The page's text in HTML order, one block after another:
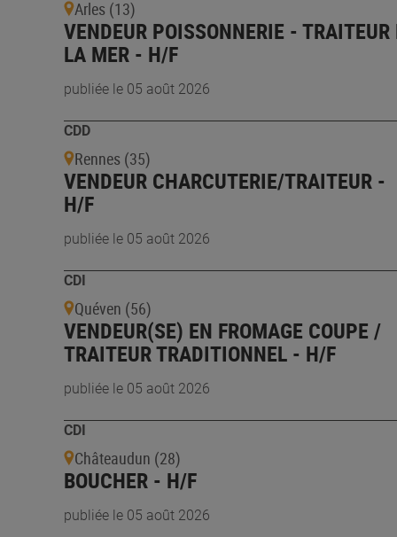
Arles (13)
VENDEUR POISSONNERIE - TRAITEUR
LA MER - H/F
publiée le 05 août 2026
CDD
Rennes (35)
VENDEUR CHARCUTERIE/TRAITEUR -
H/F
publiée le 05 août 2026
CDI
Quéven (56)
VENDEUR(SE) EN FROMAGE COUPE /
TRAITEUR TRADITIONNEL - H/F
publiée le 05 août 2026
CDI
Châteaudun (28)
BOUCHER - H/F
publiée le 05 août 2026